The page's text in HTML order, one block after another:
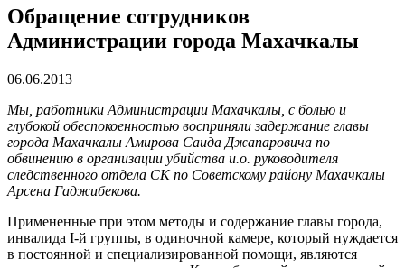
Обращение сотрудников
Администрации города Махачкалы
06.06.2013
Мы, работники Администрации Махачкалы, с болью и
глубокой обеспокоенностью восприняли задержание главы
города Махачкалы Амирова Саида Джапаровича по
обвинению в организации убийства и.о. руководителя
следственного отдела СК по Советскому району Махачкалы
Арсена Гаджибекова.
Примененные при этом методы и содержание главы города,
инвалида I-й группы, в одиночной камере, который нуждается
в постоянной и специализированной помощи, являются